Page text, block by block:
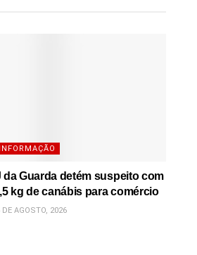
INFORMAÇÃO
da Guarda detém suspeito com
kg de canábis para comércio
AGOSTO, 2026